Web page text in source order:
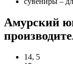
Амурский
14, 5